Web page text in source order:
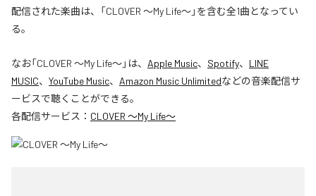
配信された楽曲は、「CLOVER ～My Life～」を含む全1曲となってい
る。
なお「CLOVER ～My Life～」は、 Apple Music、 Spotify、 LINE
MUSIC、 YouTube Music、 Amazon Music Unlimitedなどの音楽配信サ
ービスで聴くことができる。
各配信サービス： CLOVER ～My Life～